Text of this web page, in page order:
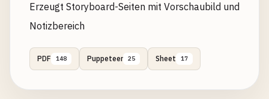
Erzeugt Storyboard-Seiten mit Vorschaubild und
Notizbereich
PDF 148 Puppeteer 25 Sheet 17